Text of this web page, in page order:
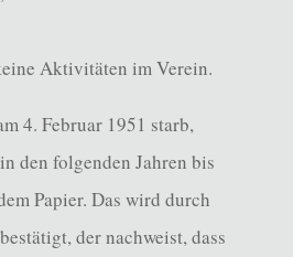
Aktivitäten im Verein.
4. Februar 1951 starb,
den folgenden Jahren bis
Papier. Das wird durch
der nachweist, dass